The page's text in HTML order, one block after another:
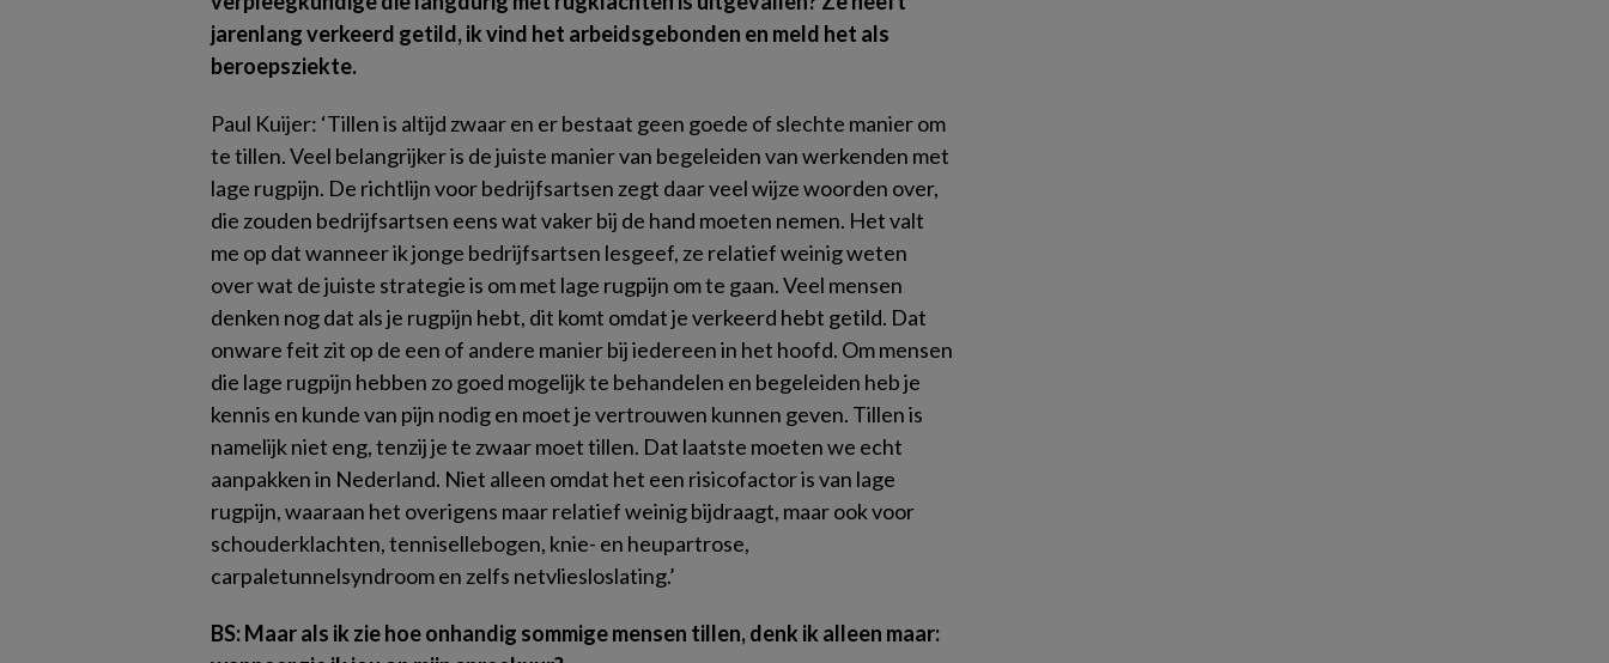
jarenlang verkeerd getild, ik vind het arbeidsgebonden en meld het als
beroepsziekte.
Paul Kuijer: ‘Tillen is altijd zwaar en er bestaat geen goede of slechte manier om
te tillen. Veel belangrijker is de juiste manier van begeleiden van werkenden met
lage rugpijn. De richtlijn voor bedrijfsartsen zegt daar veel wijze woorden over,
die zouden bedrijfsartsen eens wat vaker bij de hand moeten nemen. Het valt
me op dat wanneer ik jonge bedrijfsartsen lesgeef, ze relatief weinig weten
over wat de juiste strategie is om met lage rugpijn om te gaan. Veel mensen
denken nog dat als je rugpijn hebt, dit komt omdat je verkeerd hebt getild. Dat
onware feit zit op de een of andere manier bij iedereen in het hoofd. Om mensen
die lage rugpijn hebben zo goed mogelijk te behandelen en begeleiden heb je
kennis en kunde van pijn nodig en moet je vertrouwen kunnen geven. Tillen is
namelijk niet eng, tenzij je te zwaar moet tillen. Dat laatste moeten we echt
aanpakken in Nederland. Niet alleen omdat het een risicofactor is van lage
rugpijn, waaraan het overigens maar relatief weinig bijdraagt, maar ook voor
schouderklachten, tennisellebogen, knie- en heupartrose,
carpaletunnelsyndroom en zelfs netvliesloslating.’
BS: Maar als ik zie hoe onhandig sommige mensen tillen, denk ik alleen maar: